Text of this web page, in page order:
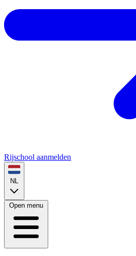
Rijschool aanmelden
NL
Open menu